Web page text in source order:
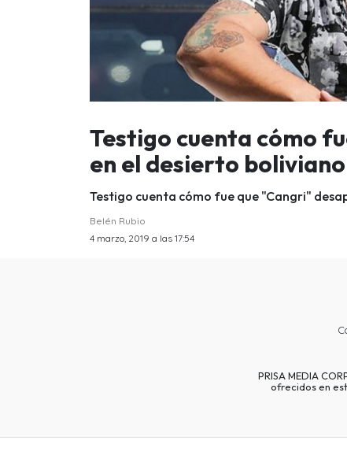
Testigo cuenta cómo
en el desierto boliviano
Testigo cuenta cómo fue que "Cangri"
Belén Rubio
4 marzo, 2019 a las 17:54
PRISA MEDIA
ofrecidos en